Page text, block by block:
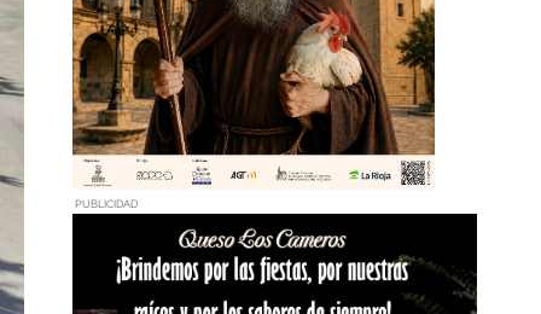
PUBLICIDAD